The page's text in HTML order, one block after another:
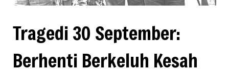
Tragedi 30 September:
Berhenti Berkeluh Kesah